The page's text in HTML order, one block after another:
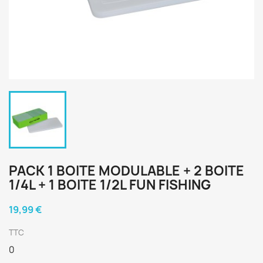
PACK 1 BOITE MODULABLE + 2 BOITE
1/4L + 1 BOITE 1/2L FUN FISHING
19,99 €
TTC
0